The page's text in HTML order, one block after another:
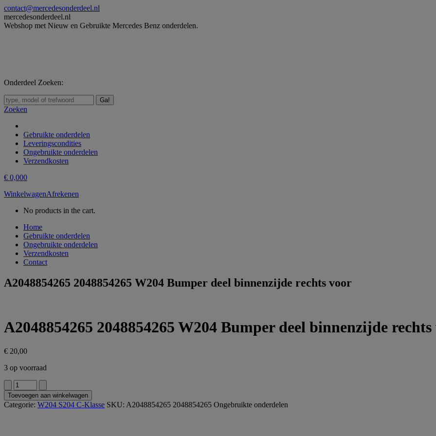
Skip
to
content
contact@mercedesonderdeel.nl
mercedesonderdeel.nl
Webshop met Nieuw en Gebruikte Mercedes Benz onderdelen.
Onderdeel Zoeken:
Zoeken:
Zoeken
Gebruikte onderdelen
Leveringscondities
Ongebruikte onderdelen
Verzendkosten
€ 0,000
WinkelwagenAfrekenen
No products in the cart.
Home
Gebruikte onderdelen
Ongebruikte onderdelen
Verzendkosten
Contact
A2048854265 2048854265 W204 Bumper deel binnenzijde rechts voor
A2048854265 2048854265 W204 Bumper deel binnenzijde
€ 20,00
3 op voorraad
A2048854265
2048854265
W204
Bumper
Toevoegen aan winkelwagen
Categorie: W204 S204 C-Klasse SKU: A2048854265 2048854265 Ongebruikte onderdelen